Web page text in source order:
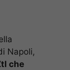
Napoli,
che